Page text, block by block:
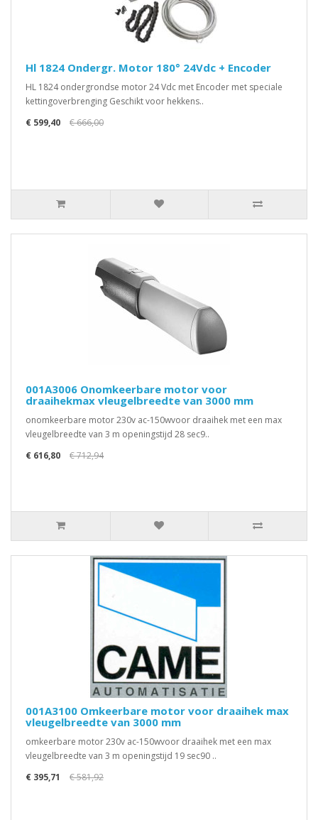
Hl 1824 Ondergr. Motor 180° 24Vdc + Encoder
HL 1824 ondergrondse motor 24 Vdc met Encoder met speciale
kettingoverbrenging Geschikt voor hekkens..
€ 599,40
€ 666,00
001A3006 Onomkeerbare motor voor
draaihekmax vleugelbreedte van 3000 mm
onomkeerbare motor 230v ac-150wvoor draaihek met een max
vleugelbreedte van 3 m openingstijd 28 sec9..
€ 616,80
€ 712,94
001A3100 Omkeerbare motor voor draaihek max
vleugelbreedte van 3000 mm
omkeerbare motor 230v ac-150wvoor draaihek met een max
vleugelbreedte van 3 m openingstijd 19 sec90 ..
€ 395,71
€ 581,92